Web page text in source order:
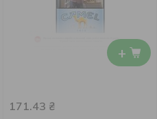
+
171.43 ₴